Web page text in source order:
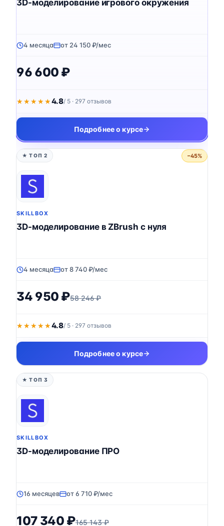
3D-моделирование игрового окружения
4 месяца от 24 150 ₽/мес
96 600 ₽
★★★★★
★★★★★4.8/ 5 · 297 отзывов
Подробнее о курсе
★ ТОП 2 −45%
SKILLBOX
3D-моделирование в ZBrush с нуля
4 месяца от 8 740 ₽/мес
34 950 ₽58 246 ₽
★★★★★
★★★★★4.8/ 5 · 297 отзывов
Подробнее о курсе
★ ТОП 3
SKILLBOX
3D-моделирование ПРО
16 месяцев от 6 710 ₽/мес
107 340 ₽165 143 ₽